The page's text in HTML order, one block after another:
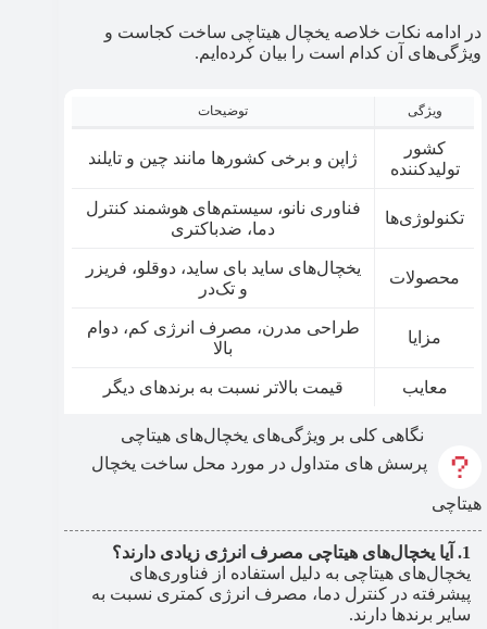
در ادامه نکات خلاصه یخچال هیتاچی ساخت کجاست و
ویژگی‌های آن کدام است را بیان کرده‌ایم.
ویژگی توضیحات
کشور
تولیدکننده
ژاپن و برخی کشورها مانند چین و تایلند
تکنولوژی‌ها
فناوری نانو، سیستم‌های هوشمند کنترل
دما، ضدباکتری
محصولات
یخچال‌های ساید بای ساید، دوقلو، فریزر
و تک‌در
مزایا
طراحی مدرن، مصرف انرژی کم، دوام
بالا
معایب قیمت بالاتر نسبت به برندهای دیگر
نگاهی کلی بر ویژگی‌های یخچال‌های هیتاچی
پرسش های متداول در مورد محل ساخت یخچال
هیتاچی
آیا یخچال‌های هیتاچی مصرف انرژی زیادی دارند؟
یخچال‌های هیتاچی به دلیل استفاده از فناوری‌های
پیشرفته در کنترل دما، مصرف انرژی کمتری نسبت به
سایر برندها دارند.